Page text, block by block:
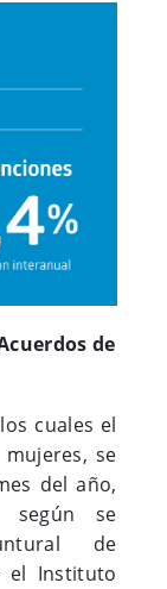
de
cuales el
se
del año,
según se
de
el Instituto